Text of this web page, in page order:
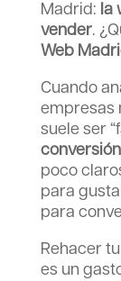
Madrid: la
vender.
Web
Cuando
empresas
suele ser
conversión
poco
para
para
Rehacer
es un